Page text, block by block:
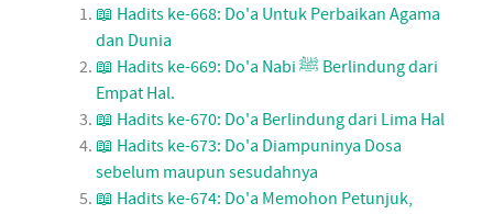
📖 Hadits ke-668: Do'a Untuk Perbaikan Agama
dan Dunia
📖 Hadits ke-669: Do'a Nabi ﷺ Berlindung dari
Empat Hal.
📖 Hadits ke-670: Do'a Berlindung dari Lima Hal
📖 Hadits ke-673: Do'a Diampuninya Dosa
sebelum maupun sesudahnya
📖 Hadits ke-674: Do'a Memohon Petunjuk,